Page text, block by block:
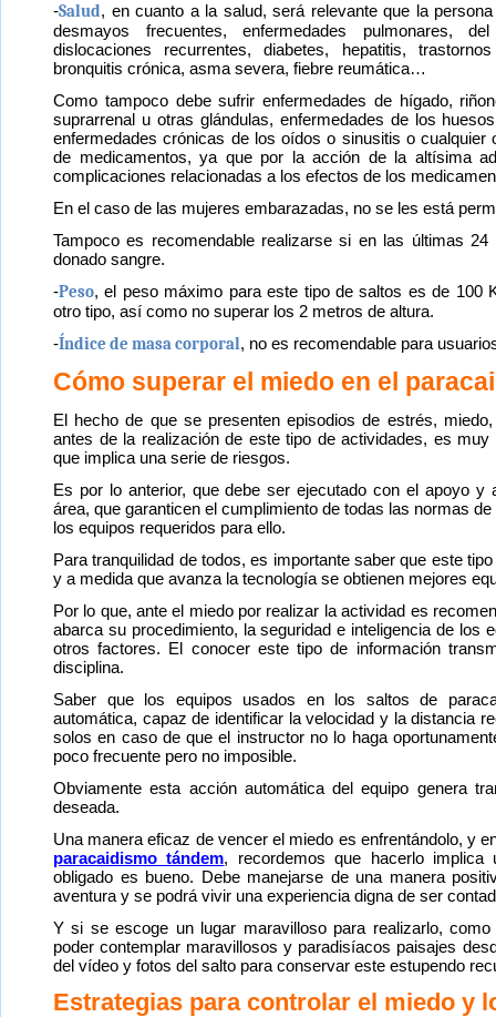
-Salud, en cuanto a la salud, será relevante que la
desmayos frecuentes, enfermedades pulmonares,
dislocaciones recurrentes, diabetes, hepatitis,
bronquitis crónica, asma severa, fiebre reumática…
Como tampoco debe sufrir enfermedades de hígado,
suprarrenal u otras glándulas, enfermedades de los
enfermedades crónicas de los oídos o sinusitis o cualquier
de medicamentos, ya que por la acción de la altísima
complicaciones relacionadas a los efectos de los
En el caso de las mujeres embarazadas, no se les está
Tampoco es recomendable realizarse si en las últimas
donado sangre.
-Peso, el peso máximo para este tipo de saltos es de 100
otro tipo, así como no superar los 2 metros de altura.
-Índice de masa corporal, no es recomendable para
Cómo superar el miedo en el
El hecho de que se presenten episodios de estrés,
antes de la realización de este tipo de actividades, es
que implica una serie de riesgos.
Es por lo anterior, que debe ser ejecutado con el apoyo y
área, que garanticen el cumplimiento de todas las normas
los equipos requeridos para ello.
Para tranquilidad de todos, es importante saber que este
y a medida que avanza la tecnología se obtienen mejores
Por lo que, ante el miedo por realizar la actividad es
abarca su procedimiento, la seguridad e inteligencia de los
otros factores. El conocer este tipo de información
disciplina.
Saber que los equipos usados en los saltos de
automática, capaz de identificar la velocidad y la distancia
solos en caso de que el instructor no lo haga
poco frecuente pero no imposible.
Obviamente esta acción automática del equipo genera
deseada.
Una manera eficaz de vencer el miedo es enfrentándolo, y
paracaidismo tándem, recordemos que hacerlo implica
obligado es bueno. Debe manejarse de una manera
aventura y se podrá vivir una experiencia digna de ser
Y si se escoge un lugar maravilloso para realizarlo,
poder contemplar maravillosos y paradisíacos paisajes
del vídeo y fotos del salto para conservar este estupendo
Estrategias para controlar el miedo y